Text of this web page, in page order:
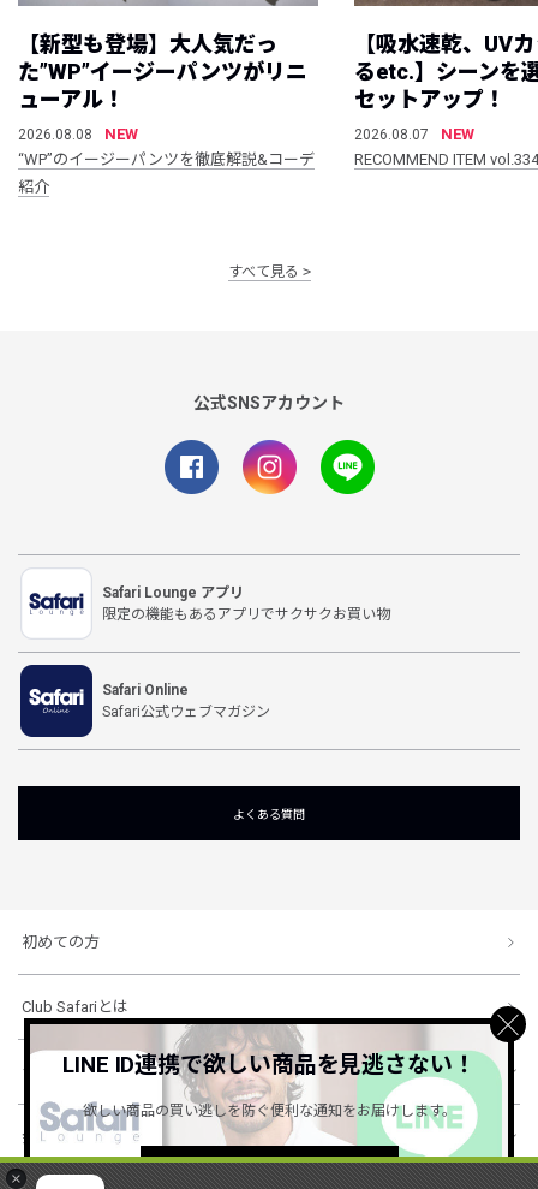
×
【新型も登場】大人気だっ
た”WP”イージーパンツがリニ
ューアル！
2026.08.08
NEW
“WP”のイージーパンツを徹底解説&コーデ
紹介
【吸水速乾、UV
るetc.】シーンを
セットアップ！
2026.08.07
NEW
RECOMMEND ITEM vol.334
すべて見る
公式SNSアカウント
Safari Lounge アプリ
限定の機能もあるアプリでサクサクお買い物
Safari Online
Safari公式ウェブマガジン
よくある質問
初めての方
Club Safariとは
ショッピングガイド
会社概要・規約
LINE ID連携で欲しい商品を見逃さない！
欲しい商品の買い逃しを防ぐ便利な通知をお届けします。
詳しくはこちら ＞